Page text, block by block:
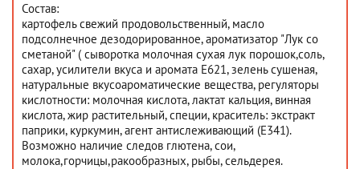
Состав:
картофель свежий продовольственный, масло
подсолнечное дезодорированное, ароматизатор "Лук со
сметаной" ( сыворотка молочная сухая лук порошок,соль,
сахар, усилители вкуса и аромата Е621, зелень сушеная,
натуральные вкусоароматические вещества, регуляторы
кислотности: молочная кислота, лактат кальция, винная
кислота, жир растительный, специи, краситель: экстракт
паприки, куркумин, агент антислеживающий (Е341).
Возможно наличие следов глютена, сои,
молока,горчицы,ракообразных, рыбы, сельдерея.